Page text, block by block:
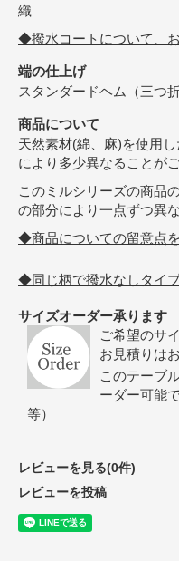
織
◆撥水コートについて、
端の仕上げ
スタンダードヘム（三つ
商品について
天然素材(綿、麻)を使用
により多少異なることが
このミルシリーズの商品
の部分により一点ずつ異な
◆商品についての留意点
◆同じ柄で撥水なしタイ
サイズオーダー承ります
ご希望のサ
お見積りは
このテーブ
ーダー可能
等）
レビューを見る(0件)
レビューを投稿